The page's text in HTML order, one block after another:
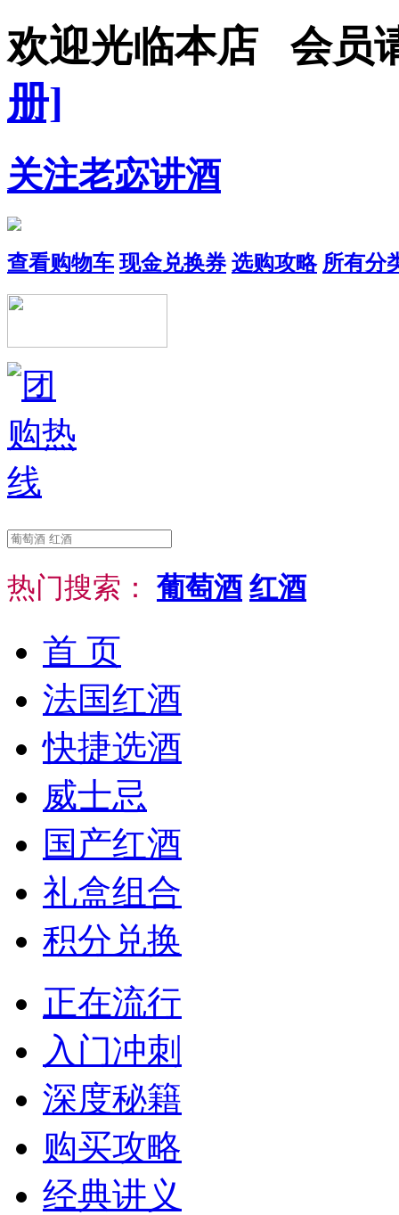
欢迎光临本店 会
册]
关注老宓讲酒
查看购物车 现金兑换券 选购攻略 所有分
热门搜索： 葡萄酒 红酒
首 页
法国红酒
快捷选酒
威士忌
国产红酒
礼盒组合
积分兑换
正在流行
入门冲刺
深度秘籍
购买攻略
经典讲义